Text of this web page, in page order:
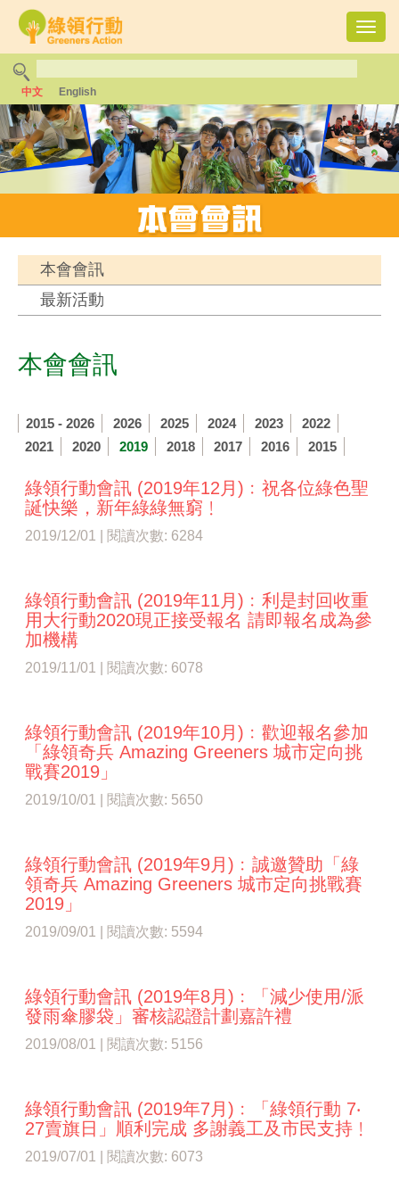
中文 English
本會會訊
最新活動
本會會訊
2015 - 2026 2026 2025 2024 2023
2022
2021
2020 2019 2018 2017 2016 2015
綠領行動會訊 (2019年12月)﹕祝各位綠色聖
誕快樂，新年綠綠無窮﹗
2019/12/01 | 閱讀次數: 6284
綠領行動會訊 (2019年11月)﹕利是封回收重
用大行動2020現正接受報名 請即報名成為參
加機構
2019/11/01 | 閱讀次數: 6078
綠領行動會訊 (2019年10月)﹕歡迎報名參加
「綠領奇兵 Amazing Greeners 城市定向挑
戰賽2019」
2019/10/01 | 閱讀次數: 5650
綠領行動會訊 (2019年9月)﹕誠邀贊助「綠
領奇兵 Amazing Greeners 城市定向挑戰賽
2019」
2019/09/01 | 閱讀次數: 5594
綠領行動會訊 (2019年8月)﹕「減少使用/派
發雨傘膠袋」審核認證計劃嘉許禮
2019/08/01 | 閱讀次數: 5156
綠領行動會訊 (2019年7月)﹕「綠領行動 7‧
27賣旗日」順利完成 多謝義工及市民支持﹗
2019/07/01 | 閱讀次數: 6073